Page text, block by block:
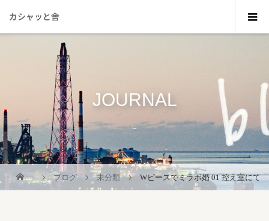
カシャッと舎
JOURNAL
_
ブログ 未分類 Wピースでミラボ婚 01 控え室にて